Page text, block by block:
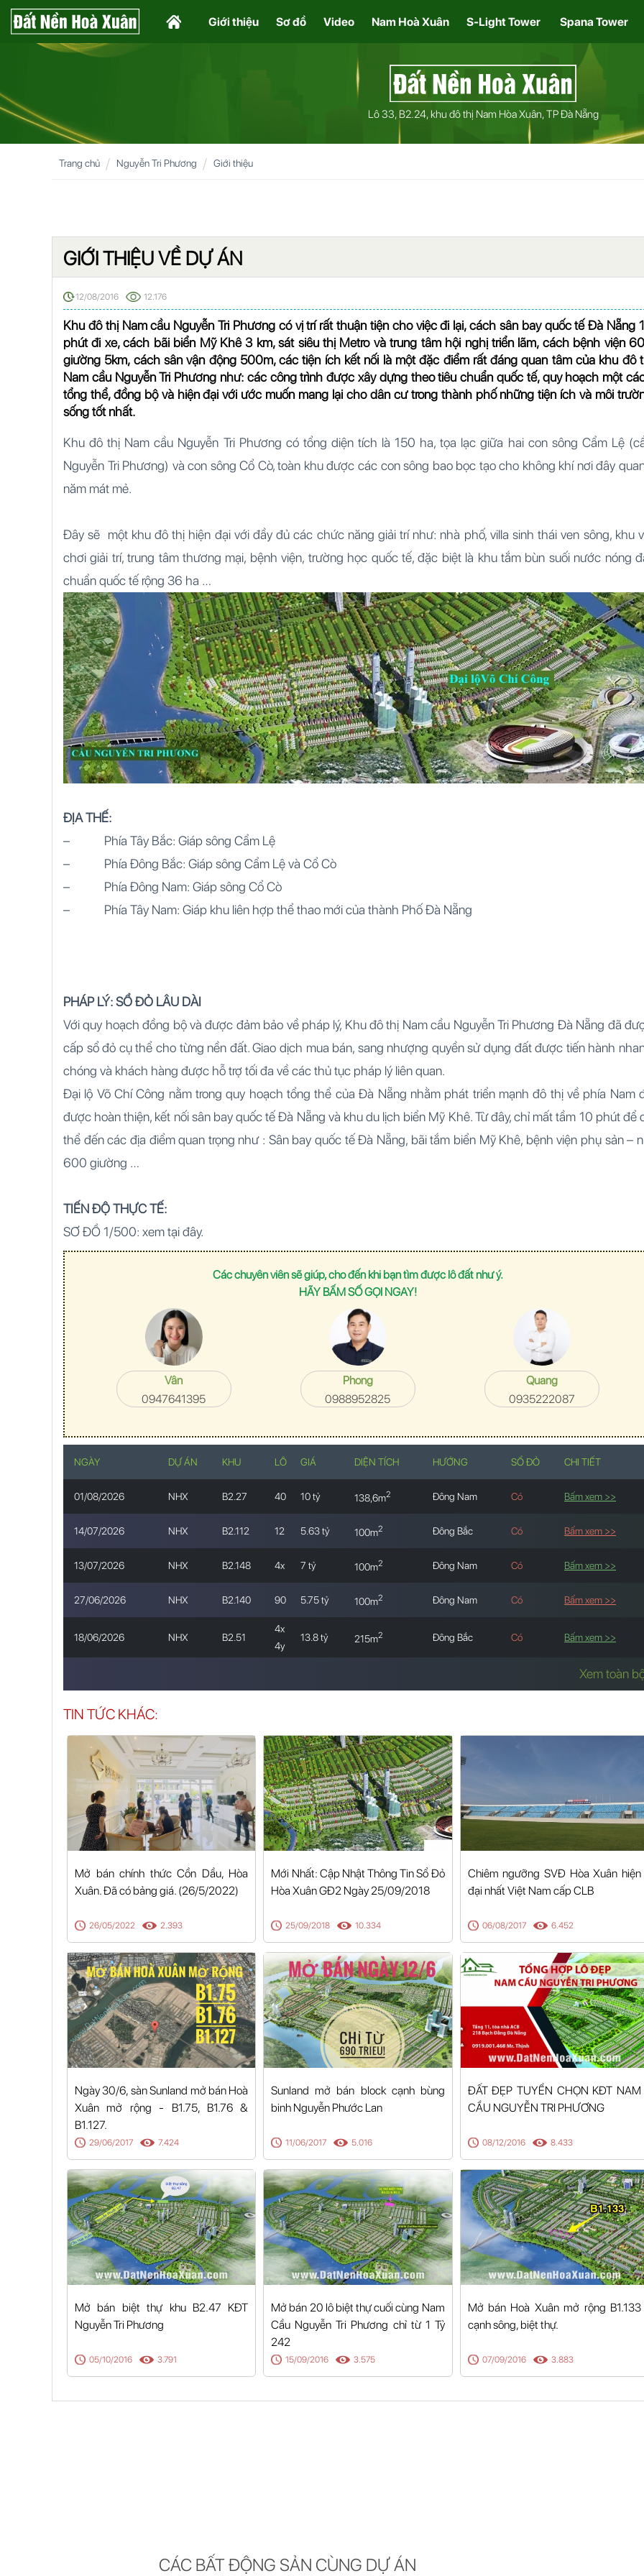
Lô 33, B2.24, khu đô thị Nam Hòa Xuân, TP Đà Nẵng
Giới thiệu Sơ đồ Video Nam Hoà Xuân S-Light Tower Spana Tower
Trang chủ Nguyễn Tri Phương Giới thiệu
GIỚI THIỆU VỀ DỰ ÁN
12/08/2016 12.176
Khu đô thị Nam cầu Nguyễn Tri Phương có vị trí rất thuận tiện cho việc đi lại, cách sân bay quốc tế Đà Nẵng
phút đi xe, cách bãi biển Mỹ Khê 3 km, sát siêu thị Metro và trung tâm hội nghị triển lãm, cách bệnh viện
giường 5km, cách sân vận động 500m, các tiện ích kết nối là một đặc điểm rất đáng quan tâm của khu đô
Nam cầu Nguyễn Tri Phương như: các công trình được xây dựng theo tiêu chuẩn quốc tế, quy hoạch một
tổng thể, đồng bộ và hiện đại với ước muốn mang lại cho dân cư trong thành phố những tiện ích và môi
sống tốt nhất.
Khu đô thị Nam cầu Nguyễn Tri Phương có tổng diện tích là 150 ha, tọa lạc giữa hai con sông Cẩm Lệ
Nguyễn Tri Phương) và con sông Cổ Cò, toàn khu được các con sông bao bọc tạo cho không khí nơi đây
năm mát mẻ.
Đây sẽ một khu đô thị hiện đại với đầy đủ các chức năng giải trí như: nhà phố, villa sinh thái ven sông, khu
chơi giải trí, trung tâm thương mại, bệnh viện, trường học quốc tế, đặc biệt là khu tắm bùn suối nước nóng
chuẩn quốc tế rộng 36 ha …
ĐỊA THẾ:
– Phía Tây Bắc: Giáp sông Cẩm Lệ
– Phía Đông Bắc: Giáp sông Cẩm Lệ và Cổ Cò
– Phía Đông Nam: Giáp sông Cổ Cò
– Phía Tây Nam: Giáp khu liên hợp thể thao mới của thành Phố Đà Nẵng
PHÁP LÝ: SỔ ĐỎ LÂU DÀI
Với quy hoạch đồng bộ và được đảm bảo về pháp lý, Khu đô thị Nam cầu Nguyễn Tri Phương Đà Nẵng đã
cấp sổ đỏ cụ thể cho từng nền đất. Giao dịch mua bán, sang nhượng quyền sử dụng đất được tiến hành
chóng và khách hàng được hỗ trợ tối đa về các thủ tục pháp lý liên quan.
Đại lộ Võ Chí Công nằm trong quy hoạch tổng thể của Đà Nẵng nhằm phát triển mạnh đô thị về phía Nam
được hoàn thiện, kết nối sân bay quốc tế Đà Nẵng và khu du lịch biển Mỹ Khê. Từ đây, chỉ mất tầm 10 phút để
thể đến các địa điểm quan trọng như : Sân bay quốc tế Đà Nẵng, bãi tắm biển Mỹ Khê, bệnh viện phụ sản –
600 giường …
TIẾN ĐỘ THỰC TẾ:
SƠ ĐỒ 1/500: xem tại đây.
Các chuyên viên sẽ giúp, cho đến khi bạn tìm được lô đất như ý.
HÃY BẤM SỐ GỌI NGAY!
Vân
0947641395
Phong
0988952825
Quang
0935222087
NGÀY DỰ ÁN KHU LÔ GIÁ DIỆN TÍCH HƯỚNG SỔ ĐỎ CHI TIẾT
01/08/2026 NHX B2.27 40 10 tỷ 138,6m2 Đông Nam Có Bấm xem >>
14/07/2026 NHX B2.112 12 5.63 tỷ 100m2 Đông Bắc Có Bấm xem >>
13/07/2026 NHX B2.148 4x 7 tỷ 100m2 Đông Nam Có Bấm xem >>
27/06/2026 NHX B2.140 90 5.75 tỷ 100m2 Đông Nam Có Bấm xem >>
18/06/2026 NHX B2.51
4x
4y
13.8 tỷ 215m2 Đông Bắc Có Bấm xem >>
Xem toàn
TIN TỨC KHÁC:
Mở bán chính thức Cồn Dầu, Hòa
Xuân. Đã có bảng giá. (26/5/2022)
26/05/2022 2.393
Mới Nhất: Cập Nhật Thông Tin Sổ Đỏ
Hòa Xuân GĐ2 Ngày 25/09/2018
25/09/2018 10.334
Chiêm ngưỡng SVĐ Hòa Xuân hiện
đại nhất Việt Nam cấp CLB
06/08/2017 6.452
Ngày 30/6, sàn Sunland mở bán Hoà
Xuân mở rộng - B1.75, B1.76 &
B1.127.
29/06/2017 7.424
Sunland mở bán block cạnh bùng
binh Nguyễn Phước Lan
11/06/2017 5.016
ĐẤT ĐẸP TUYỂN CHỌN KĐT NAM
CẦU NGUYỄN TRI PHƯƠNG
08/12/2016 8.433
Mở bán biệt thự khu B2.47 KĐT
Nguyễn Tri Phương
05/10/2016 3.791
Mở bán 20 lô biệt thự cuối cùng Nam
Cầu Nguyễn Tri Phương chỉ từ 1 Tỷ
242
15/09/2016 3.575
Mở bán Hoà Xuân mở rộng B1.133
cạnh sông, biệt thự.
07/09/2016 3.883
CÁC BẤT ĐỘNG SẢN CÙNG DỰ ÁN